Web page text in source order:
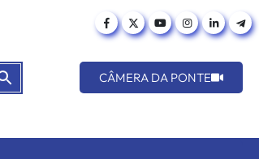
CÂMERA DA PONTE